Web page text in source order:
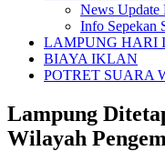
News
Info Sepekan
LAMPUNG HARI
BIAYA IKLAN
POTRET SUARA
Lampung
Wilayah